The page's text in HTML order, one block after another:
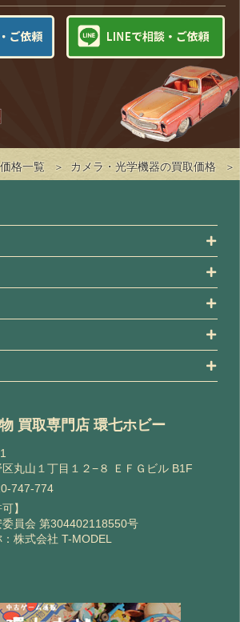
格一覧 カメラ・光学機器の買取価格
買取専門店 環七ホビー
丸山１丁目１２−８ ＥＦＧビル B1F
747-774
】
員会 第304402118550号
株式会社 T-MODEL